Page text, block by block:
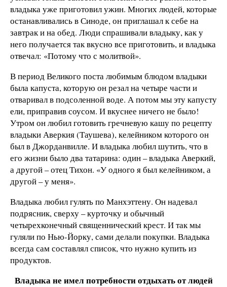
владыка уже приготовил ужин. Многих людей, которые
останавливались в Синоде, он приглашал к себе на
завтрак и на обед. Люди спрашивали владыку, как у
него получается так вкусно все приготовить, и владыка
отвечал: «Потому что с молитвой».
В период Великого поста любимым блюдом владыки
была капуста, которую он резал на четыре части и
отваривал в подсоленной воде. А потом мы эту капусту
ели, приправив соусом. И вкуснее ничего не было!
Утром он любил готовить гречневую кашу по рецепту
владыки Аверкия (Таушева), келейником которого он
был в Джорданвилле. И владыка любил шутить, что в
его жизни было два татарина: один – владыка Аверкий,
а другой – отец Тихон. «У одного я был келейником, а
другой – у меня».
Владыка любил гулять по Манхэттену. Он надевал
подрясник, сверху – курточку и обычный
четырехконечный священнический крест. И так мы
гуляли по Нью-Йорку, сами делали покупки. Владыка
всегда сам составлял список, что нужно купить из
продуктов.
Владыка не имел потребности отдыхать от людей